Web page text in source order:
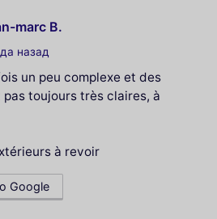
marc B.
назад
un peu complexe et des
toujours très claires, à
à revoir
Google